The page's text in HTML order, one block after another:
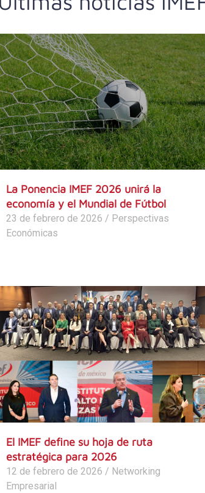
La Ponencia IMEF 2026 unirá la
economía y el Mundial de Fútbol
23 de febrero de 2026 / Perspectivas
Económicas
El IMEF define su hoja de ruta
estratégica para 2026
12 de febrero de 2026 / Networking
Empresarial